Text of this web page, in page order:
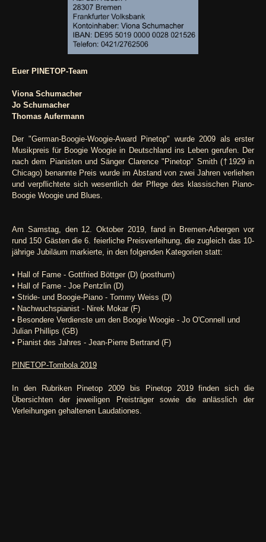
Euer PINETOP-Team
Viona Schumacher
Jo Schumacher
Thomas Aufermann
Der "German-Boogie-Woogie-Award Pinetop" wurde 2009 als erster
Musikpreis für Boogie Woogie in Deutschland ins Leben gerufen. Der
nach dem Pianisten und Sänger Clarence "Pinetop" Smith (†1929 in
Chicago) benannte Preis wurde im Abstand von zwei Jahren verliehen
und verpflichtete sich wesentlich der Pflege des klassischen Piano-
Boogie Woogie und Blues.
Am Samstag, den 12. Oktober 2019, fand in Bremen-Arbergen vor
rund 150 Gästen die 6. feierliche Preisverleihung, die zugleich das 10-
jährige Jubiläum markierte, in den folgenden Kategorien statt:
• Hall of Fame - Gottfried Böttger (D) (posthum)
• Hall of Fame - Joe Pentzlin (D)
• Stride- und Boogie-Piano - Tommy Weiss (D)
• Nachwuchspianist - Nirek Mokar (F)
• Besondere Verdienste um den Boogie Woogie - Jo O'Connell und
Julian Phillips (GB)
• Pianist des Jahres - Jean-Pierre Bertrand (F)
PINETOP-Tombola 2019
In den Rubriken Pinetop 2009 bis Pinetop 2019 finden sich die
Übersichten der jeweiligen Preisträger sowie die anlässlich der
Verleihungen gehaltenen Laudationes.